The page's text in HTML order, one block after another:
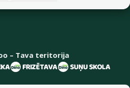
– Tava teritorija